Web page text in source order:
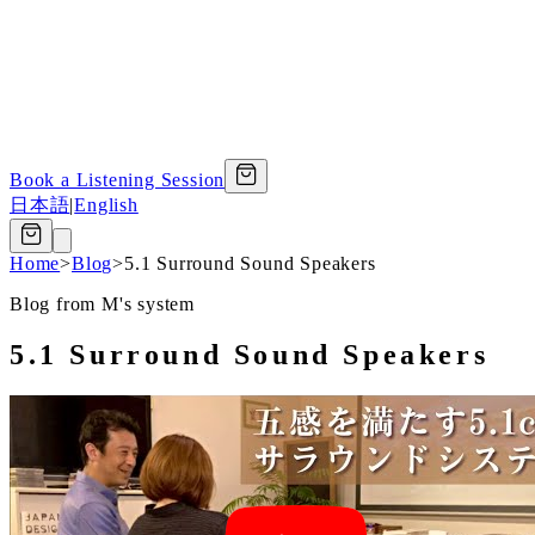
Book a Listening Session
日本語|English
Home>Blog>5.1 Surround Sound Speakers
Blog from M's system
5.1 Surround Sound Speakers